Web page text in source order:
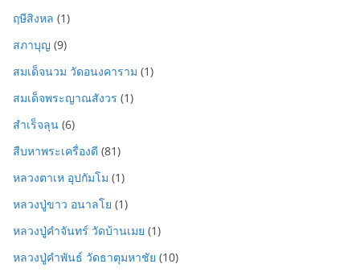
ฤษีสิงหล (1)
สภาบุญ (9)
สมเด็จนวม วัดอนงคาราม (1)
สมเด็จพระญาณสังวร (1)
สำเร็จลุน (6)
สืบหาพระเครื่องดี (81)
หลวงตาเห อุปกัมโม (1)
หลวงปู่ขาว อนาลโย (1)
หลวงปู่คำจันทร์ วัดบ้านเมย (1)
หลวงปู่คำพันธ์ วัดธาตุมหาชัย (10)